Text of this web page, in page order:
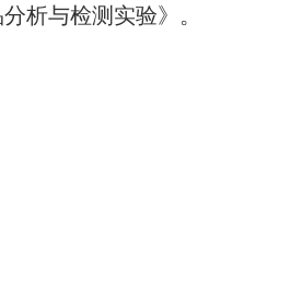
析与检测实验》。